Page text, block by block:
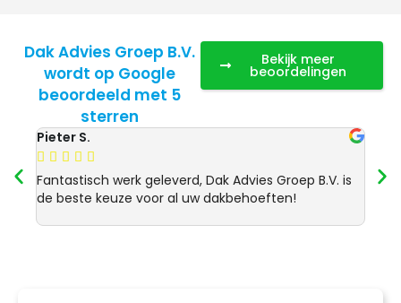
Dak Advies Groep B.V.
wordt op Google
beoordeeld met 5
sterren
Bekijk meer
beoordelingen
Pieter S.
    
Fantastisch werk geleverd, Dak Advies Groep B.V. is
de beste keuze voor al uw dakbehoeften!